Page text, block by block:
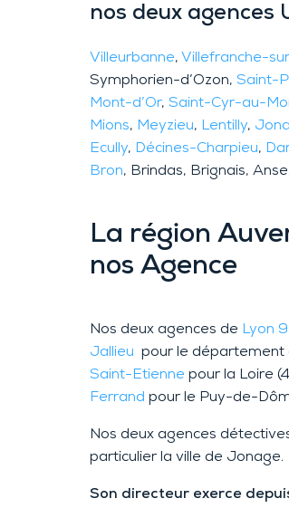
nos deux agences
Villeurbanne, Villefranche-
Symphorien-d’Ozon, Saint-
Mont-d’Or, Saint-Cyr-au-
Mions, Meyzieu, Lentilly,
Ecully, Décines-Charpieu,
Bron, Brindas, Brignais, Anse.
La région
nos Agence
Nos deux agences de Lyon 9
Jallieu pour le département
Saint-Etienne pour la Loire
Ferrand pour le Puy-de-
Nos deux agences
particulier la ville de Jonage.
Son directeur exerce